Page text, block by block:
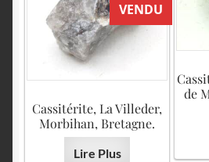
de
VENDU
Cassitérite, La Villeder,
Morbihan, Bretagne.
Lire Plus